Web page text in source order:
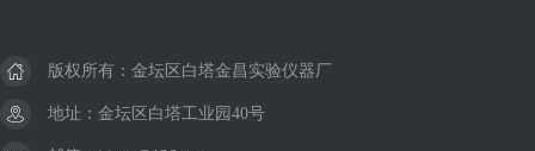
版权所有：金坛区白塔金昌实验仪器厂
地址：金坛区白塔工业园40号